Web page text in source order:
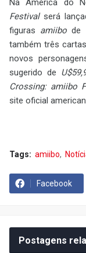
Na América do
Festivalserá
figuras amiibo de
também três cartas
novos
sugerido de
Crossing: amiibo
site oficial
Tags: amiibo
Facebook
Postagens